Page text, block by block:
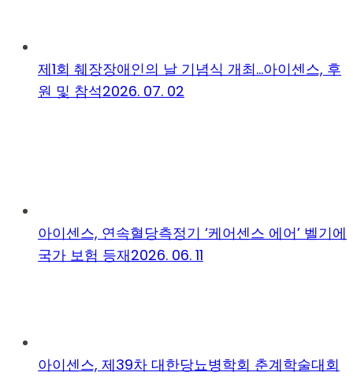
제1회 췌장장애인의 날 기념식 개최…아이센스, 후
원 및 참석2026. 07. 02
아이센스, 연속혈당측정기 ‘케어센스 에어’ 벨기에
국가 보험 등재2026. 06. 11
아이센스, 제39차 대한당뇨병학회 춘계학술대회